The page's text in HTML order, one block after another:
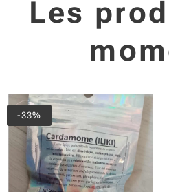
Les
香
适
-33%